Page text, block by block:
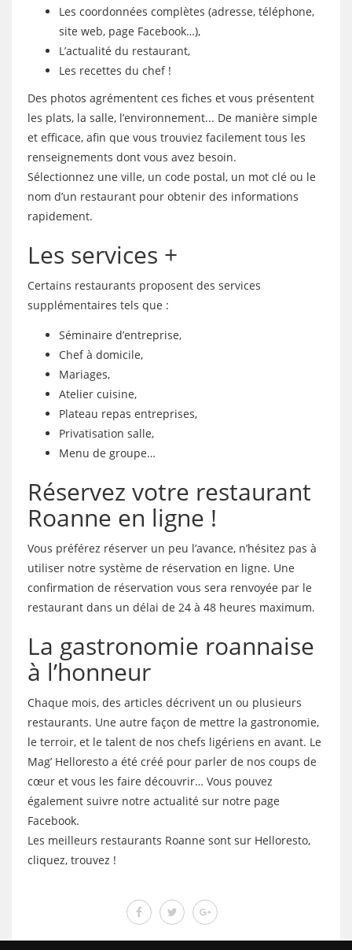
Les coordonnées complètes (adresse, téléphone,
site web, page Facebook…),
L’actualité du restaurant,
Les recettes du chef !
Des photos agrémentent ces fiches et vous présentent
les plats, la salle, l’environnement... De manière simple
et efficace, afin que vous trouviez facilement tous les
renseignements dont vous avez besoin.
Sélectionnez une ville, un code postal, un mot clé ou le
nom d’un restaurant pour obtenir des informations
rapidement.
Les services +
Certains restaurants proposent des services
supplémentaires tels que :
Séminaire d’entreprise,
Chef à domicile,
Mariages,
Atelier cuisine,
Plateau repas entreprises,
Privatisation salle,
Menu de groupe…
Réservez votre restaurant
Roanne en ligne !
Vous préférez réserver un peu l’avance, n’hésitez pas à
utiliser notre système de réservation en ligne. Une
confirmation de réservation vous sera renvoyée par le
restaurant dans un délai de 24 à 48 heures maximum.
La gastronomie roannaise
à l’honneur
Chaque mois, des articles décrivent un ou plusieurs
restaurants. Une autre façon de mettre la gastronomie,
le terroir, et le talent de nos chefs ligériens en avant. Le
Mag’ Helloresto a été créé pour parler de nos coups de
cœur et vous les faire découvrir… Vous pouvez
également suivre notre actualité sur notre page
Facebook.
Les meilleurs restaurants Roanne sont sur Helloresto,
cliquez, trouvez !